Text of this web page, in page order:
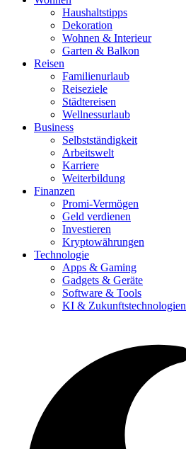
Haushaltstipps
Dekoration
Wohnen & Interieur
Garten & Balkon
Reisen
Familienurlaub
Reiseziele
Städtereisen
Wellnessurlaub
Business
Selbstständigkeit
Arbeitswelt
Karriere
Weiterbildung
Finanzen
Promi-Vermögen
Geld verdienen
Investieren
Kryptowährungen
Technologie
Apps & Gaming
Gadgets & Geräte
Software & Tools
KI & Zukunftstechnologien